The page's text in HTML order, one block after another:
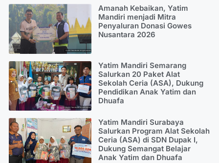
Amanah Kebaikan, Yatim
Mandiri menjadi Mitra
Penyaluran Donasi Gowes
Nusantara 2026
Yatim Mandiri Semarang
Salurkan 20 Paket Alat
Sekolah Ceria (ASA), Dukung
Pendidikan Anak Yatim dan
Dhuafa
Yatim Mandiri Surabaya
Salurkan Program Alat Sekolah
Ceria (ASA) di SDN Dupak I,
Dukung Semangat Belajar
Anak Yatim dan Dhuafa